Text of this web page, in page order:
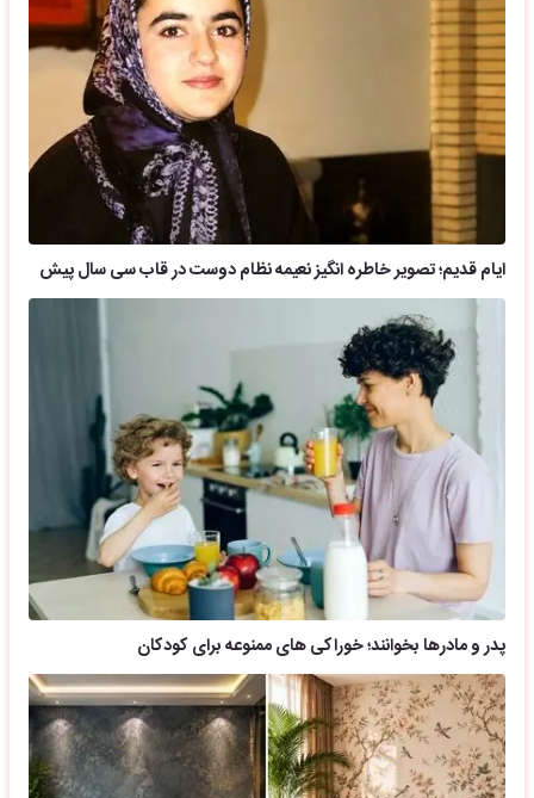
ایام قدیم؛ تصویر خاطره انگیز نعیمه نظام دوست در قاب سی سال پیش
پدر و مادرها بخوانند؛ خوراکی های ممنوعه برای کودکان